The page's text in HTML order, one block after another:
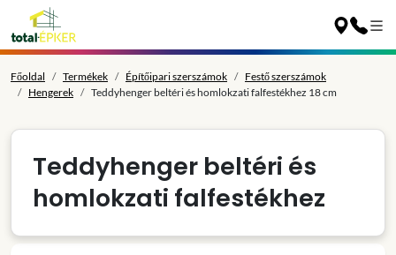
Főoldal Termékek Építőipari szerszámok
Festő szerszámok
Hengerek
Teddyhenger beltéri és homlokzati falfestékhez 18 cm
Teddyhenger beltéri és
homlokzati falfestékhez